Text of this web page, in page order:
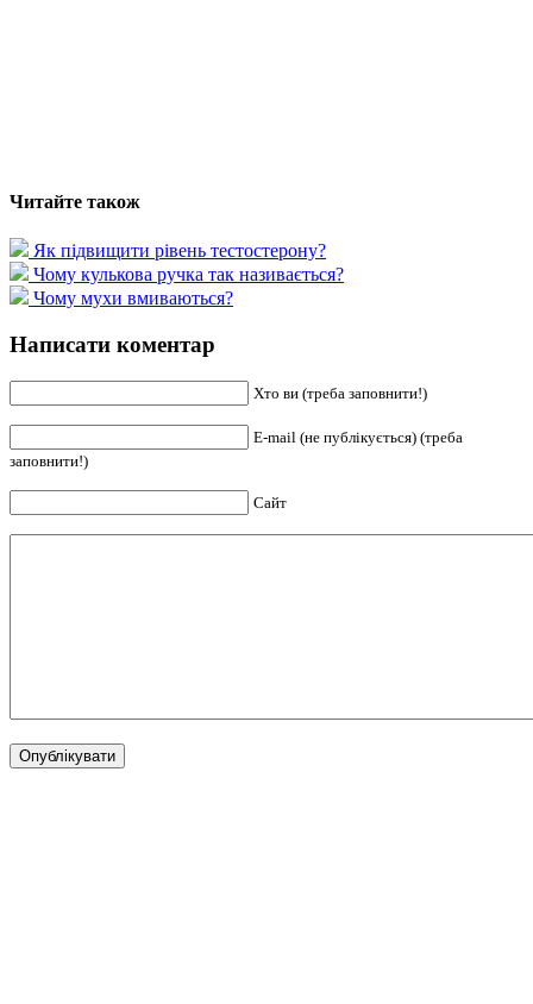
Читайте також
Як підвищити рівень тестостерону?
Чому кулькова ручка так називається?
Чому мухи вмиваються?
Написати коментар
Хто ви (треба заповнити!)
E-mail (не публікується) (треба
заповнити!)
Сайт